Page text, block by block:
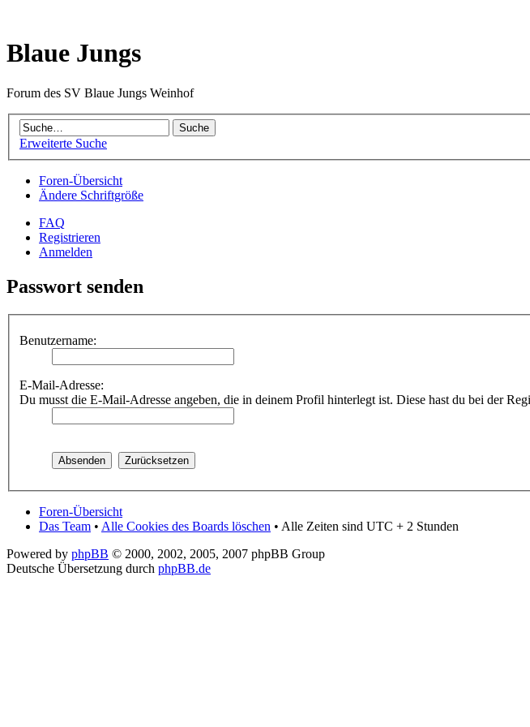
Blaue Jungs
Forum des SV Blaue Jungs Weinhof
Erweiterte Suche
Foren-Übersicht
Ändere Schriftgröße
FAQ
Registrieren
Anmelden
Passwort senden
Benutzername:
E-Mail-Adresse:
Du musst die E-Mail-Adresse angeben, die in deinem Profil hinterlegt ist. Diese hast du bei der
Foren-Übersicht
Das Team • Alle Cookies des Boards löschen • Alle Zeiten sind UTC + 2 Stunden
Powered by phpBB © 2000, 2002, 2005, 2007 phpBB Group
Deutsche Übersetzung durch phpBB.de